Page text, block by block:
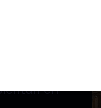
y el
en